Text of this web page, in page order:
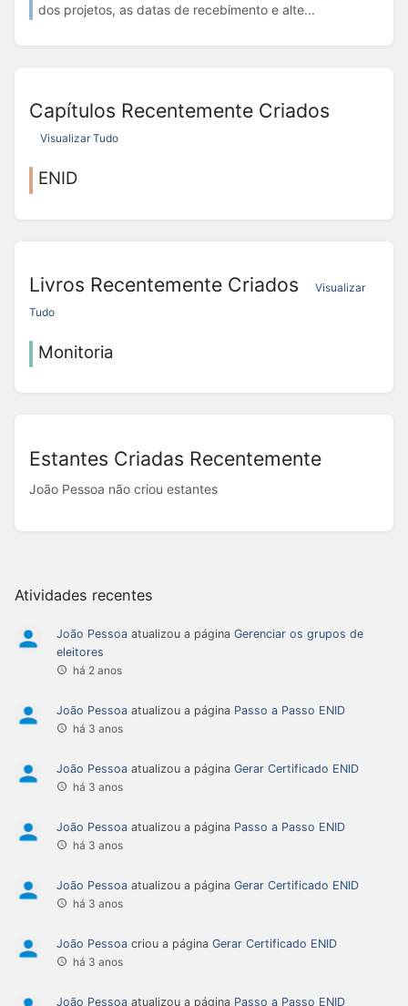
Atividades recentes
João Pessoa atualizou a página Gerenciar os grupos de
eleitores
há 2 anos
João Pessoa atualizou a página Passo a Passo ENID
há 3 anos
João Pessoa atualizou a página Gerar Certificado ENID
há 3 anos
João Pessoa atualizou a página Passo a Passo ENID
há 3 anos
João Pessoa atualizou a página Gerar Certificado ENID
há 3 anos
João Pessoa criou a página Gerar Certificado ENID
há 3 anos
João Pessoa atualizou a página Passo a Passo ENID
dos projetos, as datas de recebimento e alte...
Capítulos Recentemente Criados
Visualizar Tudo
ENID
Livros Recentemente Criados
Visualizar
Tudo
Monitoria
Estantes Criadas Recentemente
João Pessoa não criou estantes